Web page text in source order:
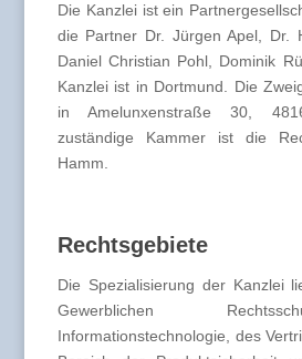
Die Kanzlei ist ein
die Partner Dr. Jürgen Apel, Dr.
Daniel Christian Pohl, Dominik
Kanzlei ist in Dortmund. Die
in Amelunxenstraße 30,
zuständige Kammer ist die
Hamm.
Rechtsgebiete
Die Spezialisierung der Kanzlei
Gewerblichen
Informationstechnologie, des